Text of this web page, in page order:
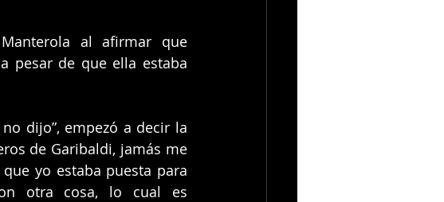
al afirmar que
pesar de que ella estaba
dijo”, empezó a decir la
de Garibaldi, jamás me
yo estaba puesta para
otra cosa, lo cual es